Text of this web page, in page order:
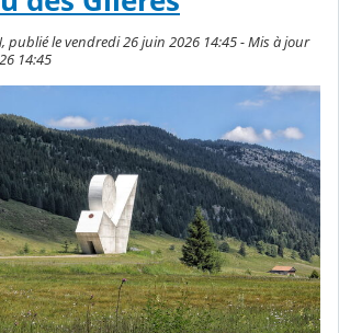
publié le vendredi 26 juin 2026 14:45 - Mis à jour
14:45